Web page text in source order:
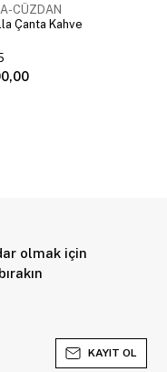
CÜZDAN
Çanta Kahve
olmak için
KAYIT OL